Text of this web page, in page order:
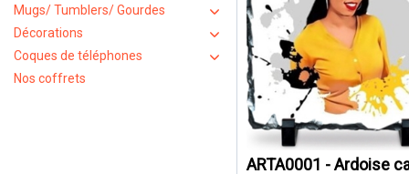
Mugs/ Tumblers/ Gourdes
Décorations
Coques de téléphones
Nos coffrets
ARTA0001 - Ardoise